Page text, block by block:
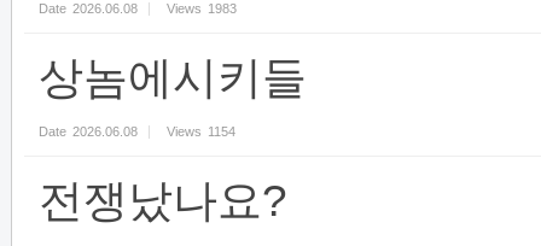
Date 2026.06.08 Views 1983
상놈에시키들
Date 2026.06.08 Views 1154
전쟁났나요?